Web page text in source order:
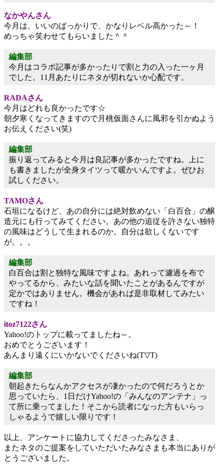
なかやんさん
今月は、いいのばっかりで、かなりレベル高かった～！
めっちゃ笑わせてもらいました＾＾
編集部
今月はコラボ記事が多かったりで割と力の入った一ヶ月
でした。11月あたりにネタが切れないか心配です。
RADAさん
今月はどれも良かったです☆
朝夕寒くなってきますので月桃仮面さんに風邪を引かぬよう
お伝えください(笑)
編集部
振り返ってみると今月は良記事が多かったですね。上に
も書きましたが全身タイツって暖かいんですよ。ぜひお
試しください。
TAMOさん
石垣になるけど、あの自分には絶対飲めない「白百合」の醸
造元にも行ってみてください。あの他の追従を許さない独特
の風味はどうして生まれるのか。自分は欲しくないです
が。。。
編集部
白百合は割と独特な風味ですよね。あれって濾過を布で
やってるから、みたいな話を聞いたことがあるんですが
定かではありません。機会があれば是非取材してみたい
ですね！
itoz7122さん
Yahoo!のトップに載ってましたね～。
おめでとうございます！
あんまり遠くにいかないでくださいね(T▽T)
編集部
朝起きたらなんかアクセスが凄かったので何だろうとか
思っていたら、1日だけYahoo!の「みんなのアンテナ」っ
て所に乗ってました！そこから読者になった方もいらっ
しゃるようで嬉しい限りです！
以上、アンケートに協力してくださったみなさま、
またネタのご提案をしていただいたみなさまも本当にありが
とうございました。